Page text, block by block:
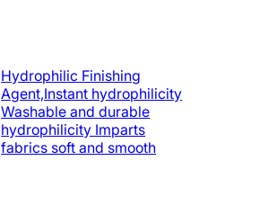
Hydrophilic Finishing
Agent,Instant hydrophilicity
Washable and durable
hydrophilicity Imparts
fabrics soft and smooth